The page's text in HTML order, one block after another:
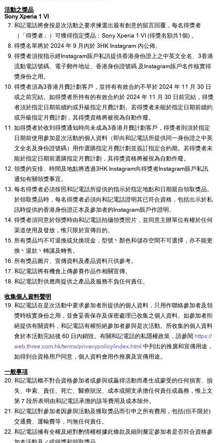
活動之獎品
Sony Xperia 1 VI
和記電話將會按是次活動之要求揀選出最有創意的留言回覆，每名得獎者
（「得獎者」）可獲得指定獎品：Sony Xperia 1 VI (得獎名額共1個) 。
得獎名單將於 2024 年 9 月內於 3HK Instagram 內公佈。
得獎者須按指示經Instagram賬戶私訊提供香港身份證上之中英文全名、3香港
流動電話號碼、電子郵件地址、香港身份證號碼 及Instagram賬戶名作核實得
獎身份之用。
得獎者須為3香港月費計劃客戶，並持有有效合約不早於 2024 年 11 月 30 日
或之前完結。如得獎者所持有的有效合約於 2024 年 11 月 30 日前完結，得獎
者須於指定日期前續約或升級指定月費計劃。若得獎者未能於指定日期前續約
或升級指定月費計劃，其得獎資格將被視為自動作廢。
如得獎者於收到得獎通知時尚未成為3香港月費計劃客戶，得獎者則須於指定
日期前使用參加是次活動的個人資料（即向和記電話所提供同一身份證之中英
文全名及身份證號碼）用作選購指定月費計劃並簽訂指定合約期。若得獎者未
能於指定日期前選購指定月費計劃，其得獎資格將被視為自動作廢。
領獎的安排、時間及地點將透過3HK Instagram向得獎者Instagram賬戶私訊
通知有關領獎事宜。
每名得獎者必須按照和記電話所提供的指示於指定地點和日期親自領取獎品。
於領取獎品時，每名得獎者必須向和記電話證明其已符合資格，包括出示於私
訊時提供的香港身份證正本及參加者的Instagram賬戶作證明。
得獎者須同意於領獎時由和記電話拍攝領獎照片，並同意主辦單位有權於任何
渠道使用及發放，惟只限於宣傳目的。
所有獎品均不可退換或兌換現金，型號丶顏色和儲存空間不可選擇，亦不能更
換丶退款丶轉讓及轉售。
所有獎品圖片、宣傳資料及產品資料只供參考。
和記電話將有機會上傳參賽作品作相關宣傳。
和記電話對供應商提供之產品及服務不負任何責任。
收集個人資料聲明
和記電話在是次活動中要求參加者所提供的個人資料，只用作聯絡參加者及領
獎時核實身份之用，並會妥善保存及保密處理已收集之個人資料。如參加者拒
絕提供有關資料，和記電話有權拒絕參加者參與是次活動。所收集的個人資料
會於本活動完結後 60 日內銷毀。有關和記電話的私隱權政策，請參閱 https://
web.three.com.hk/terms/privacypolicy/index.html 中列出的推廣和宣傳用途，
如得到合資格用戶同意，個人資料會用作推廣及宣傳用途。
一般事項
和記電話概不對合資格參加者或參與或贏得活動而產生或蒙受的任何損害、損
失、申索、責任、死亡、醫療狀況、成本或開支承擔任何責任或義務，惟上文
第 7 段所表明由和記電話承擔的該等費用及成本除外。
和記電話對參加者因參與活動及獲取獎品而引申之所有費用，包括(但不限於)
交通費、運輸費等，均無任何責任。
和記電話擁有全權及絕對酌情權根據此條款及細則釐定參加者是否符合資格參